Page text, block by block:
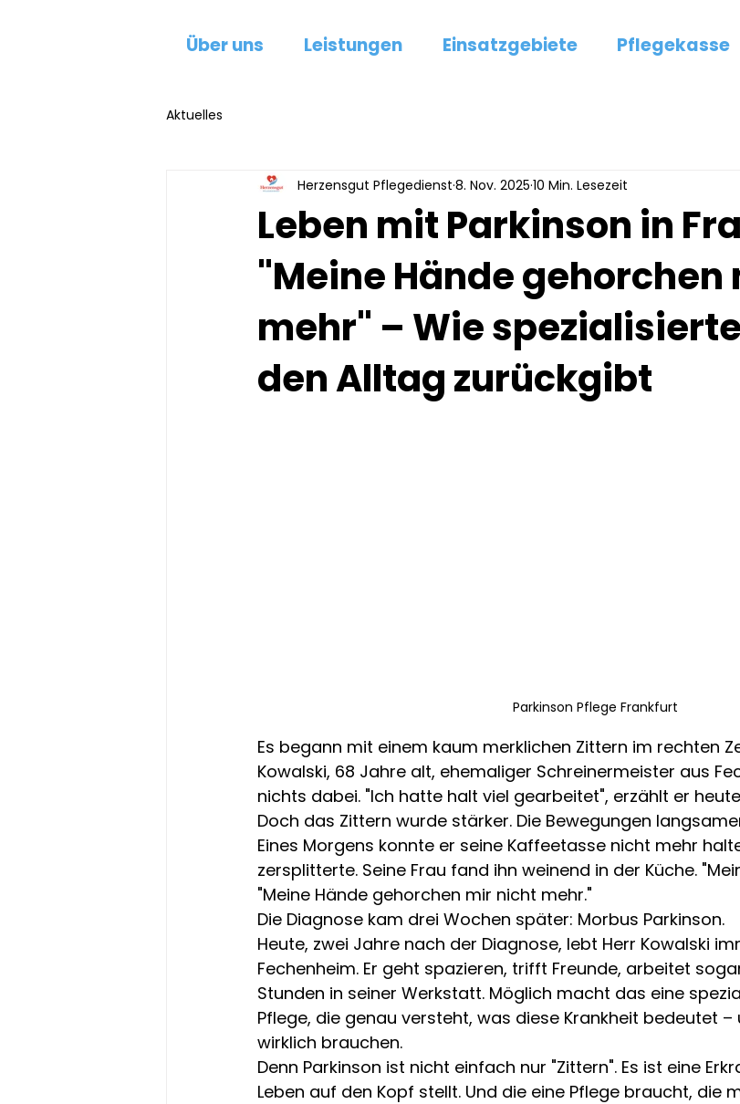
Über uns Leistungen Einsatzgebiete Pflegekasse
Aktuelles
Leben mit Parkinson in
"Meine Hände
mehr" – Wie
den Alltag zurückgibt
Herzensgut Pflegedienst 8. Nov. 2025 10 Min. Lesezeit
Parkinson Pflege Frankfurt
Es begann mit einem kaum merklichen Zittern im rechten
Kowalski, 68 Jahre alt, ehemaliger Schreinermeister aus
nichts dabei. "Ich hatte halt viel gearbeitet", erzählt er
Doch das Zittern wurde stärker. Die Bewegungen
Eines Morgens konnte er seine Kaffeetasse nicht mehr
zersplitterte. Seine Frau fand ihn weinend in der Küche.
"Meine Hände gehorchen mir nicht mehr."
Die Diagnose kam drei Wochen später: Morbus Parkinson.
Heute, zwei Jahre nach der Diagnose, lebt Herr Kowalski
Fechenheim. Er geht spazieren, trifft Freunde, arbeitet
Stunden in seiner Werkstatt. Möglich macht das eine
Pflege, die genau versteht, was diese Krankheit bedeutet
wirklich brauchen.
Denn Parkinson ist nicht einfach nur "Zittern". Es ist eine
Leben auf den Kopf stellt. Und die eine Pflege braucht, die